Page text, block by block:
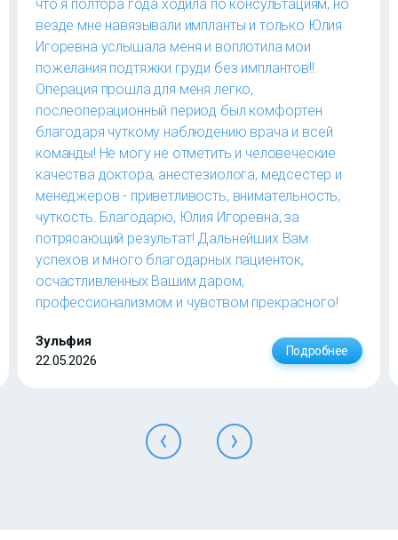
что я полтора года ходила по консультациям, но
везде мне навязывали импланты и только Юлия
Игоревна услышала меня и воплотила мои
пожелания подтяжки груди без имплантов!!
Операция прошла для меня легко,
послеоперационный период был комфортен
благодаря чуткому наблюдению врача и всей
команды! Не могу не отметить и человеческие
качества доктора, анестезиолога, медсестер и
менеджеров - приветливость, внимательность,
чуткость. Благодарю, Юлия Игоревна, за
потрясающий результат! Дальнейших Вам
успехов и много благодарных пациенток,
осчастливленных Вашим даром,
профессионализмом и чувством прекрасного!
Зульфия
22.05.2026
Подробнее